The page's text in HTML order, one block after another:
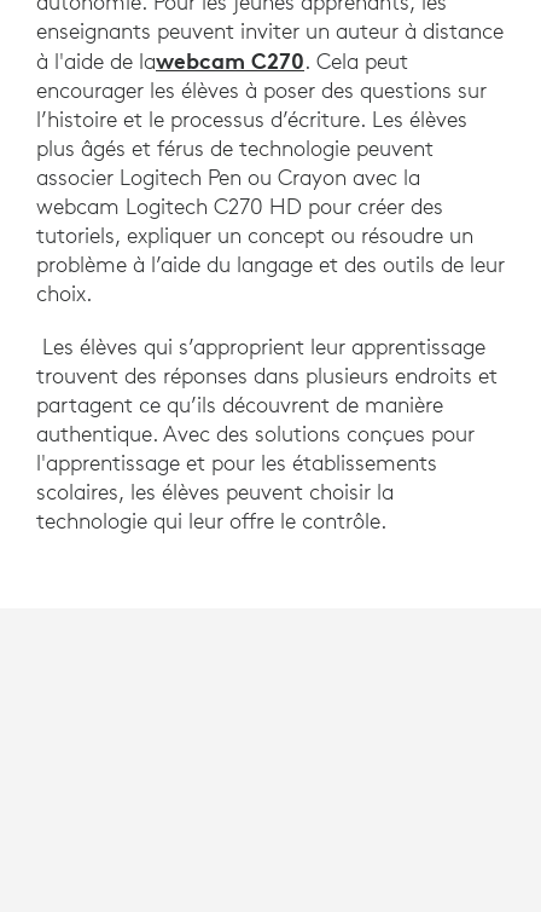
enseignants peuvent inviter un auteur à distance
à l'aide de lawebcam C270. Cela peut
encourager les élèves à poser des questions sur
l’histoire et le processus d’écriture. Les élèves
plus âgés et férus de technologie peuvent
associer Logitech Pen ou Crayon avec la
webcam Logitech C270 HD pour créer des
tutoriels, expliquer un concept ou résoudre un
problème à l’aide du langage et des outils de leur
choix.
Les élèves qui s’approprient leur apprentissage
trouvent des réponses dans plusieurs endroits et
partagent ce qu’ils découvrent de manière
authentique. Avec des solutions conçues pour
l'apprentissage et pour les établissements
scolaires, les élèves peuvent choisir la
technologie qui leur offre le contrôle.